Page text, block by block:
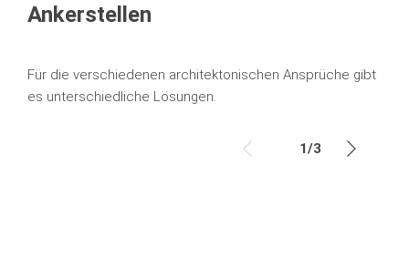
Ankerstellen
Für die verschiedenen architektonischen Ansprüche gibt
es unterschiedliche Lösungen.
1/3